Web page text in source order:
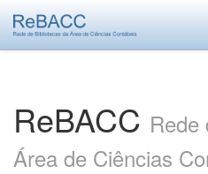
ReBACC Rede
Área de Ciências